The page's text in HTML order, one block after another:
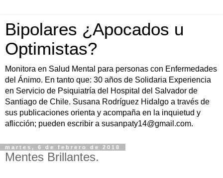
Bipolares ¿Apocados u
Optimistas?
Monitora en Salud Mental para personas con Enfermedades
del Ánimo. En tanto que: 30 años de Solidaria Experiencia
en Servicio de Psiquiatría del Hospital del Salvador de
Santiago de Chile. Susana Rodríguez Hidalgo a través de
sus publicaciones orienta y acompaña en la inquietud y
aflicción; pueden escribir a susanpaty14@gmail.com.
martes, 6 de febrero de 2018
Mentes Brillantes.